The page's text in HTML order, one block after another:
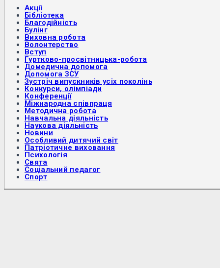
Акції
Бібліотека
Благодійність
Булінг
Виховна робота
Волонтерство
Вступ
Гуртково-просвітницька-робота
Домедична допомога
Допомога ЗСУ
Зустріч випускників усіх поколінь
Конкурси, олімпіади
Конференції
Міжнародна співпраця
Методична робота
Навчальна діяльність
Наукова діяльність
Новини
Особливий дитячий світ
Патріотичне виховання
Психологія
Свята
Соціальний педагог
Спорт